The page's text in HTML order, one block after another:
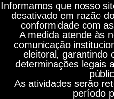
Informamos que nosso
desativado em razão
conformidade com
A medida atende às
comunicação
eleitoral, garantindo
determinações legais
As atividades serão
período